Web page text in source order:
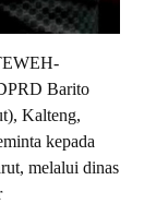
Barito
Kalteng,
kepada
melalui dinas